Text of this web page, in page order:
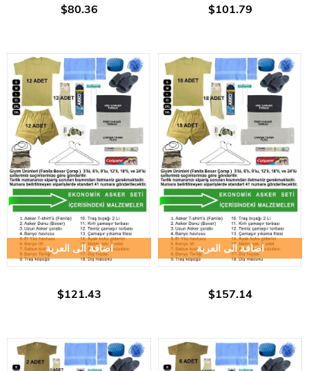
$80.36 $101.79
اضافة الى العربة
$121.43
اضافة الى العربة
$157.14